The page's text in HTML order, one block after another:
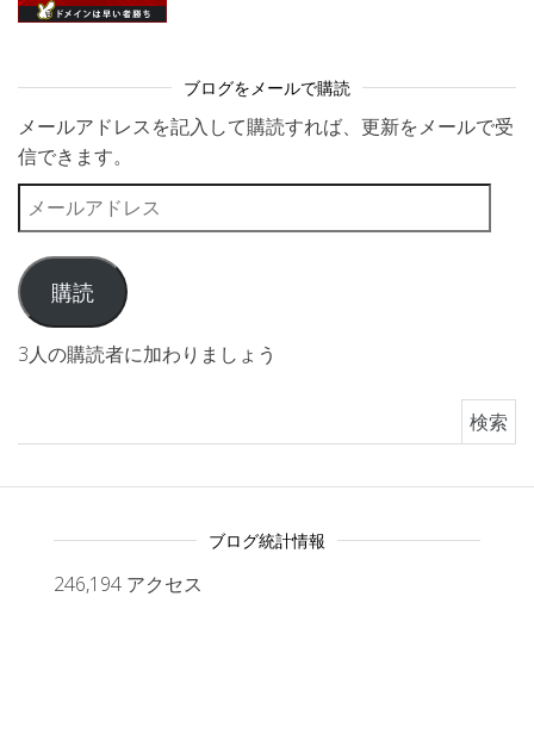
ブログをメールで購読
メールアドレスを記入して購読すれば、更新をメールで受
信できます。
メールアドレス
購読
3人の購読者に加わりましょう
ブログ統計情報
246,194 アクセス